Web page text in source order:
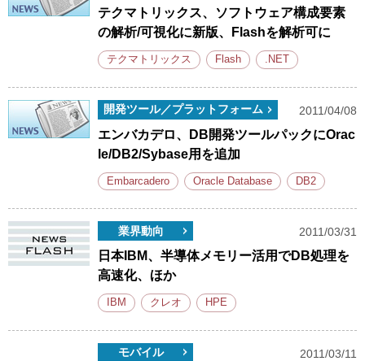
テクマトリックス、ソフトウェア構成要素
の解析/可視化に新版、Flashを解析可に
テクマトリックス Flash .NET
開発ツール／プラットフォーム 2011/04/08
エンバカデロ、DB開発ツールパックにOrac
le/DB2/Sybase用を追加
Embarcadero Oracle Database DB2
業界動向 2011/03/31
日本IBM、半導体メモリー活用でDB処理を
高速化、ほか
IBM クレオ HPE
モバイル 2011/03/11